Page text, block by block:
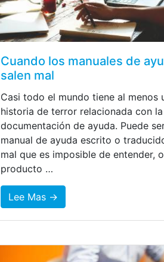
Cuando los manuales de
salen mal
Casi todo el mundo tiene al menos
historia de terror relacionada con la
documentación de ayuda. Puede
manual de ayuda escrito o
mal que es imposible de entender,
producto …
Lee Mas →